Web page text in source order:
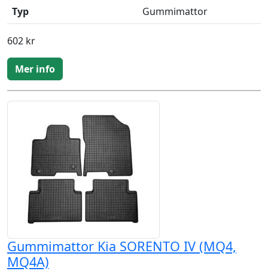
Typ
Gummimattor
602 kr
Mer info
Gummimattor Kia SORENTO IV (MQ4,
MQ4A)